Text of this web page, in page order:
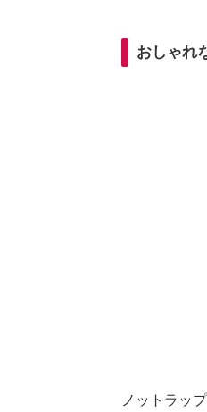
おしゃれ
ノットラッ